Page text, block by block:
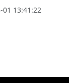
01 13:41:22